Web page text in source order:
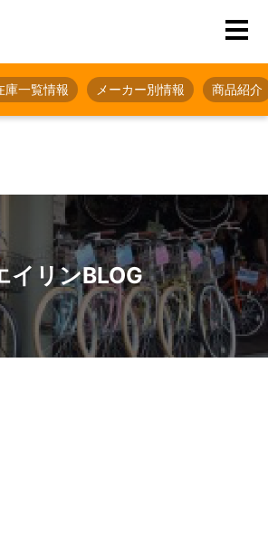
庫一覧情報 メーカー別情報 商品紹介
イリンBLOG